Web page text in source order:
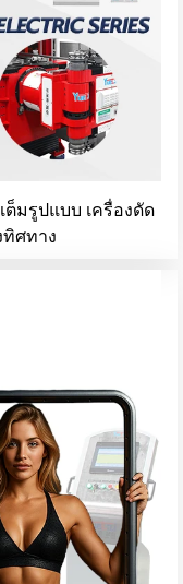
ต็มรูปแบบ เครื่องดัด
ศทาง